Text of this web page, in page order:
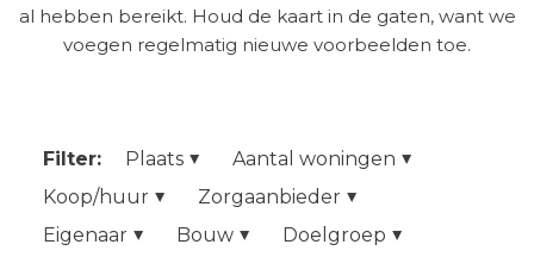
al hebben bereikt. Houd de kaart in de gaten, want we
voegen regelmatig nieuwe voorbeelden toe.